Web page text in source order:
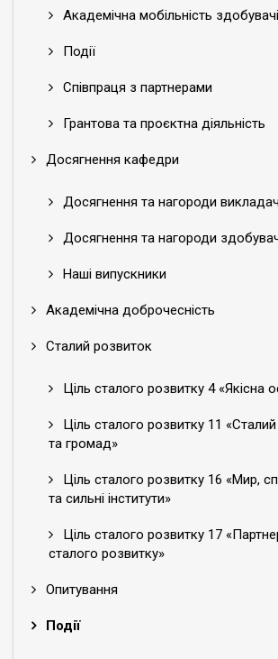
Академічна мобільність
Події
Співпраця з партнерами
Грантова та проєктна діяльність
Досягнення кафедри
Досягнення та нагороди
Досягнення та нагороди
Наші випускники
Академічна доброчесність
Сталий розвиток
Ціль сталого розвитку 4 «Якісна
Ціль сталого розвитку 11
та громад»
Ціль сталого розвитку 16 «Мир,
та сильні інститути»
Ціль сталого розвитку 17
сталого розвитку»
Опитування
Події